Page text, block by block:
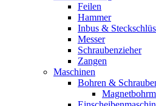
Feilen
Hammer
Inbus &
Messer
Schraubenzieher
Zangen
Maschinen
Bohren &